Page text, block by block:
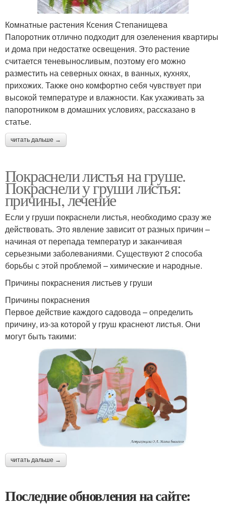
Комнатные растения Ксения Степанищева
Папоротник отлично подходит для озеленения квартиры
и дома при недостатке освещения. Это растение
считается теневыносливым, поэтому его можно
разместить на северных окнах, в ванных, кухнях,
прихожих. Также оно комфортно себя чувствует при
высокой температуре и влажности. Как ухаживать за
папоротником в домашних условиях, рассказано в
статье.
читать дальше →
Покраснели листья на груше.
Покраснели у груши листья:
причины, лечение
Если у груши покраснели листья, необходимо сразу же
действовать. Это явление зависит от разных причин –
начиная от перепада температур и заканчивая
серьезными заболеваниями. Существуют 2 способа
борьбы с этой проблемой – химические и народные.
Причины покраснения листьев у груши
Причины покраснения
Первое действие каждого садовода – определить
причину, из-за которой у груш краснеют листья. Они
могут быть такими:
читать дальше →
Последние обновления на сайте: